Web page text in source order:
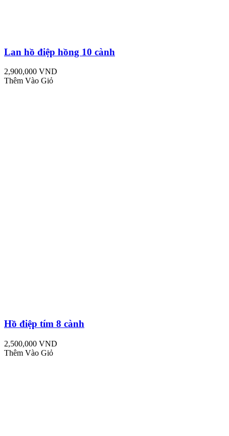
Lan hồ điệp hồng 10 cành
2,900,000 VND
Thêm Vào Giỏ
Hồ điệp tím 8 cành
2,500,000 VND
Thêm Vào Giỏ